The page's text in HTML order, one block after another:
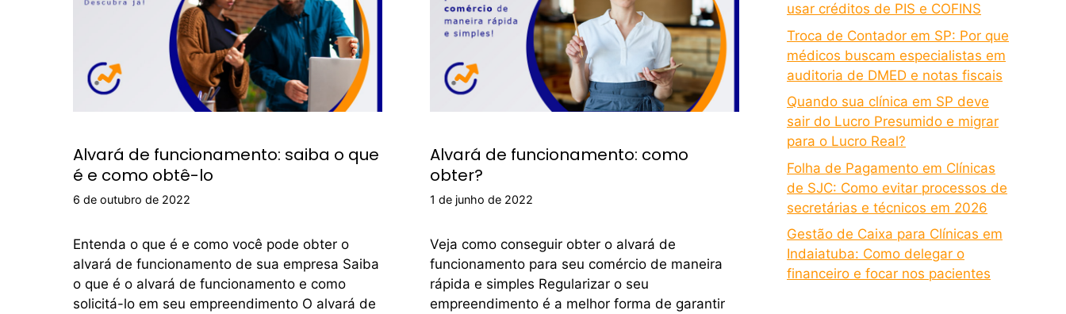
Alvará de funcionamento: saiba o que
é e como obtê-lo
6 de outubro de 2022
Entenda o que é e como você pode obter o
alvará de funcionamento de sua empresa Saiba
o que é o alvará de funcionamento e como
solicitá-lo em seu empreendimento O alvará de
Alvará de funcionamento: como
obter?
1 de junho de 2022
Veja como conseguir obter o alvará de
funcionamento para seu comércio de maneira
rápida e simples Regularizar o seu
empreendimento é a melhor forma de garantir
usar créditos de PIS e COFINS
Troca de Contador em SP: Por que
médicos buscam especialistas em
auditoria de DMED e notas fiscais
Quando sua clínica em SP deve
sair do Lucro Presumido e migrar
para o Lucro Real?
Folha de Pagamento em Clínicas
de SJC: Como evitar processos de
secretárias e técnicos em 2026
Gestão de Caixa para Clínicas em
Indaiatuba: Como delegar o
financeiro e focar nos pacientes